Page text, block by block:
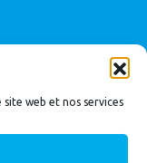
web et nos services